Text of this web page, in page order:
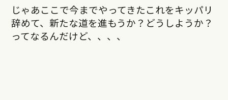
じゃあここで今までやってきたこれをキッパリ
辞めて、新たな道を進もうか？どうしようか？
ってなるんだけど、、、、